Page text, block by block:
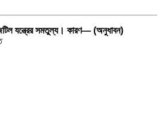
যন্ত্রের সমতুল্য। কারণ— (অনুধাবন)